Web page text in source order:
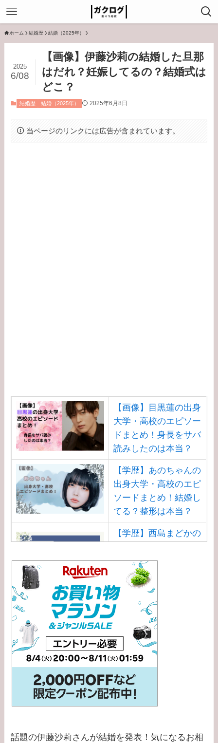
ホーム 結婚歴 結婚（2025年）
【画像】伊藤沙莉の結婚した旦那
はだれ？妊娠してるの？結婚式は
どこ？
2025
6/08
結婚歴 結婚（2025年） 2025年6月8日
当ページのリンクには広告が含まれています。
【画像】目黒蓮の出身
大学・高校のエピソー
ドまとめ！身長をサバ
読みしたのは本当？
【学歴】あのちゃんの
出身大学・高校のエピ
ソードまとめ！結婚し
てる？整形は本当？
【学歴】西島まどかの
ソードまとめ！安住ア
ナとの結婚馴れ初め
は？
【学歴】渡邊渚の出身
大学・高校のエピソー
ドまとめ！病気
（PTSD）の原因は？
【学歴】大谷翔平の出
身大学・高校のエピソ
ード！新通訳アイアト
話題の伊藤沙莉さんが結婚を発表！気になるお相